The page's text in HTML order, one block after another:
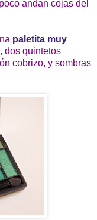
andan cojas del
paletita muy
dos quintetos
cobrizo, y sombras